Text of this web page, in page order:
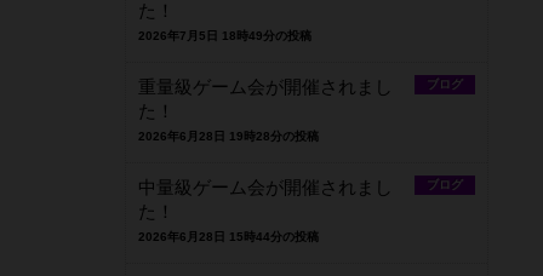
た！
2026年7月5日 18時49分の投稿
ブログ
重量級ゲーム会が開催されまし
た！
2026年6月28日 19時28分の投稿
ブログ
中量級ゲーム会が開催されまし
た！
2026年6月28日 15時44分の投稿